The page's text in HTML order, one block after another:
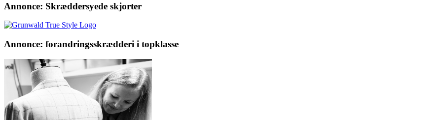
Annonce: Skræddersyede skjorter
Annonce: forandringsskrædderi i topklasse